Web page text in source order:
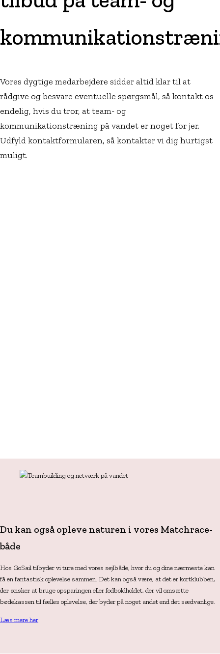
Vores dygtige medarbejdere sidder altid klar til at
rådgive og besvare eventuelle spørgsmål, så kontakt os
endelig, hvis du tror, at team- og
kommunikationstræning på vandet er noget for jer.
Udfyld kontaktformularen, så kontakter vi dig hurtigst
muligt.
Du kan også opleve naturen i vores Matchrace-
både
Hos GoSail tilbyder vi ture med vores sejlbåde, hvor du og dine nærmeste kan
få en fantastisk oplevelse sammen. Det kan også være, at det er kortklubben,
der ønsker at bruge opsparingen eller fodboldholdet, der vil omsætte
bødekassen til fælles oplevelse, der byder på noget andet end det sædvanlige.
Læs mere her